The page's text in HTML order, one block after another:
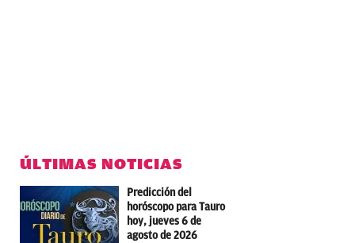
ÚLTIMAS NOTICIAS
Predicción del
horóscopo para Tauro
hoy, jueves 6 de
agosto de 2026